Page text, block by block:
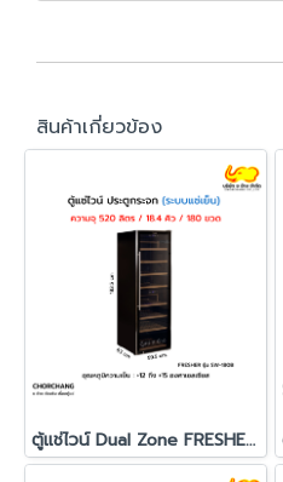
สินค้าเกี่ยวข้อง
ตู้แช่ไวน์ Dual Zone FRESHER รุ่น SW-180B